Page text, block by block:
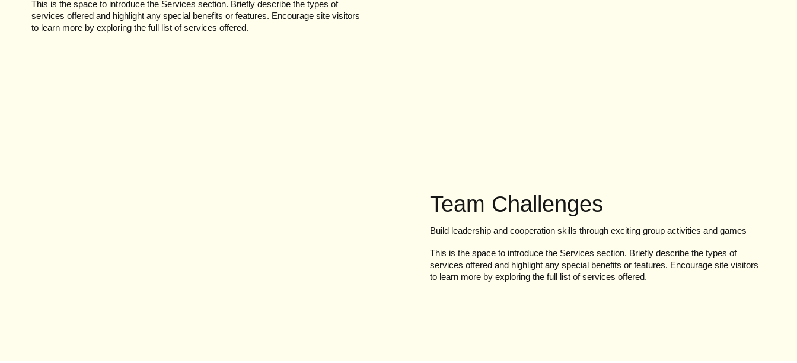
This is the space to introduce the Services section. Briefly describe the types of
services offered and highlight any special benefits or features. Encourage site visitors
to learn more by exploring the full list of services offered.
Team Challenges
Build leadership and cooperation skills through exciting group activities and games
This is the space to introduce the Services section. Briefly describe the types of
services offered and highlight any special benefits or features. Encourage site visitors
to learn more by exploring the full list of services offered.